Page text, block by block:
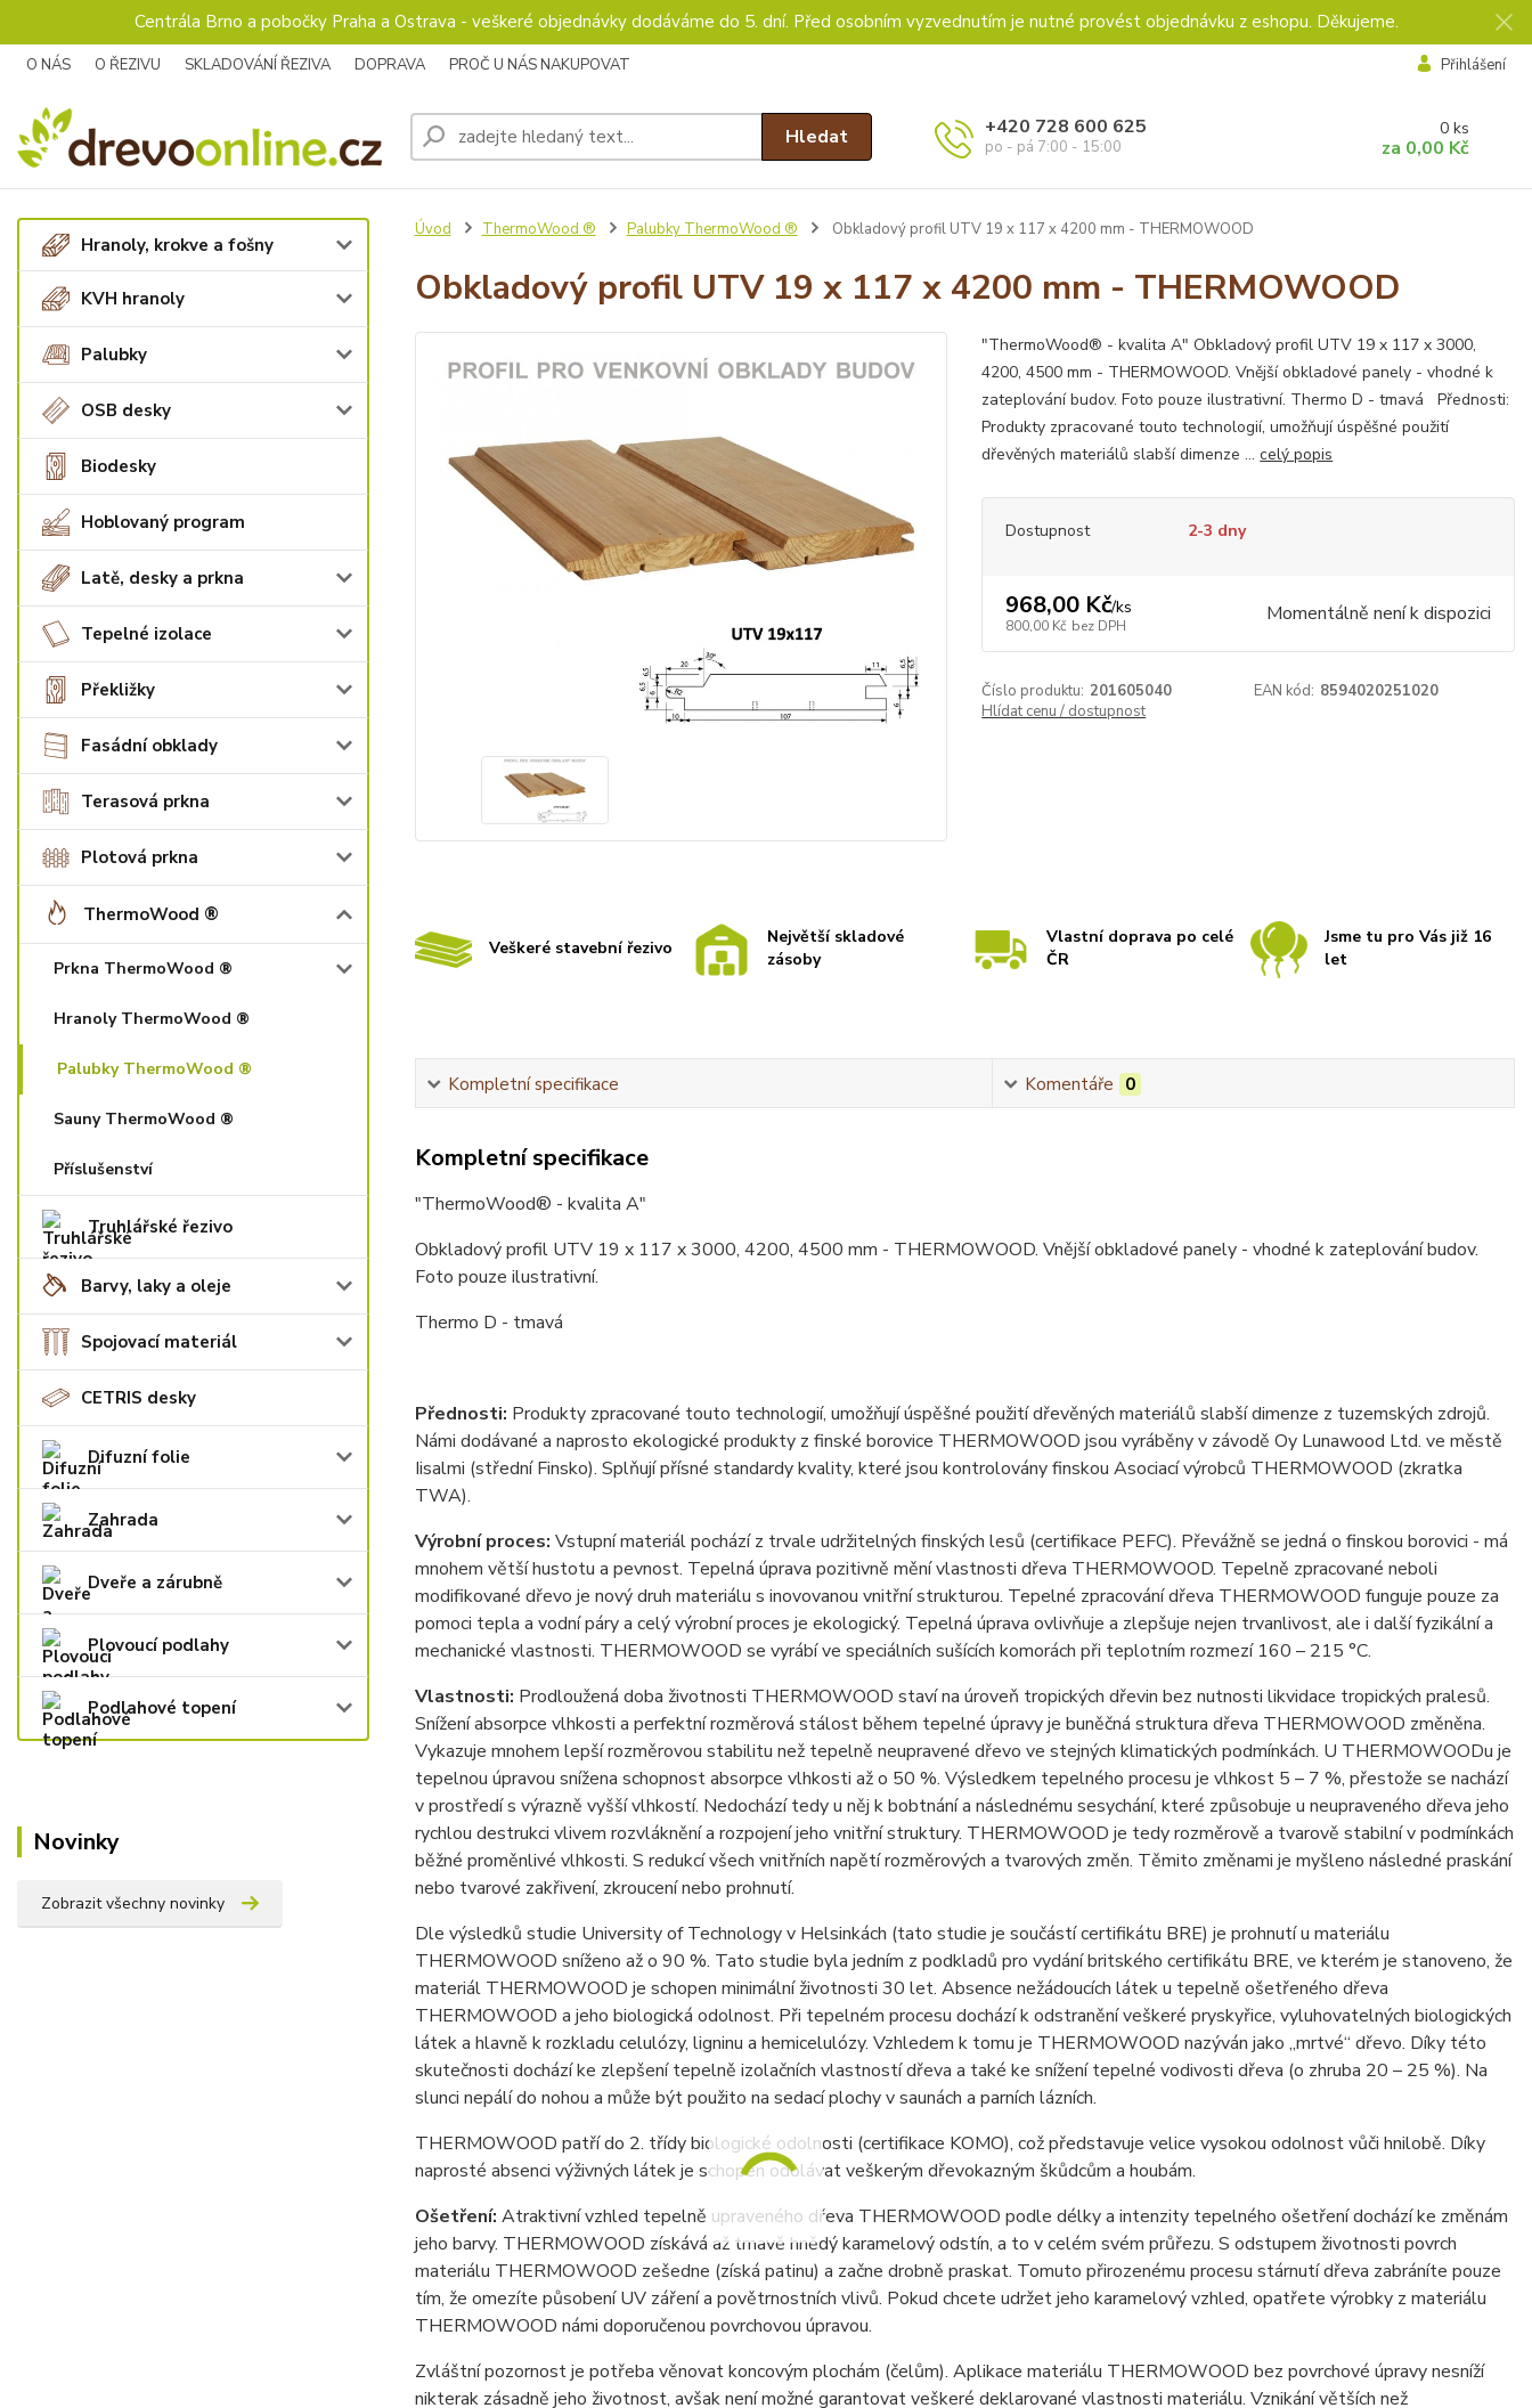
Centrála Brno a pobočky Praha a Ostrava - veškeré objednávky dodáváme do 5. dní. Před osobním vyzvednutím je nutné provést objednávku z eshopu. Děkujeme.
O NÁS O ŘEZIVU SKLADOVÁNÍ ŘEZIVA DOPRAVA PROČ U NÁS NAKUPOVAT Přihlášení
Hledat +420 728 600 625
po - pá 7:00 - 15:00
0 ks
za 0,00 Kč
Hranoly, krokve a fošny
KVH hranoly
Palubky
OSB desky
Biodesky
Hoblovaný program
Latě, desky a prkna
Tepelné izolace
Překližky
Fasádní obklady
Terasová prkna
Plotová prkna
ThermoWood ®
Prkna ThermoWood ®
Hranoly ThermoWood ®
Palubky ThermoWood ®
Sauny ThermoWood ®
Příslušenství
Truhlářské řezivo
Barvy, laky a oleje
Spojovací materiál
CETRIS desky
Difuzní folie
Zahrada
Dveře a zárubně
Plovoucí podlahy
Podlahové topení
Novinky
Zobrazit všechny novinky
Úvod ThermoWood ® Palubky ThermoWood ® Obkladový profil UTV 19 x 117 x 4200 mm - THERMOWOOD
Obkladový profil UTV 19 x 117 x 4200 mm - THERMOWOOD
"ThermoWood® - kvalita A" Obkladový profil UTV 19 x 117 x 3000,
4200, 4500 mm - THERMOWOOD. Vnější obkladové panely - vhodné k
zateplování budov. Foto pouze ilustrativní. Thermo D - tmavá Přednosti:
Produkty zpracované touto technologií, umožňují úspěšné použití
dřevěných materiálů slabší dimenze ...celý popis
Dostupnost 2-3 dny
968,00 Kč/ks
800,00 Kč bez DPH Momentálně není k dispozici
Číslo produktu: 201605040 EAN kód: 8594020251020
Hlídat cenu / dostupnost
Veškeré stavební řezivo
Největší skladové
zásoby
Vlastní doprava po celé
ČR
Jsme tu pro Vás již 16
let
Kompletní specifikace Komentáře 0
Kompletní specifikace
"ThermoWood® - kvalita A"
Obkladový profil UTV 19 x 117 x 3000, 4200, 4500 mm - THERMOWOOD. Vnější obkladové panely - vhodné k zateplování budov.
Foto pouze ilustrativní.
Thermo D - tmavá
Přednosti: Produkty zpracované touto technologií, umožňují úspěšné použití dřevěných materiálů slabší dimenze z tuzemských zdrojů.
Námi dodávané a naprosto ekologické produkty z finské borovice THERMOWOOD jsou vyráběny v závodě Oy Lunawood Ltd. ve městě
Iisalmi (střední Finsko). Splňují přísné standardy kvality, které jsou kontrolovány finskou Asociací výrobců THERMOWOOD (zkratka
TWA).
Výrobní proces: Vstupní materiál pochází z trvale udržitelných finských lesů (certifikace PEFC). Převážně se jedná o finskou borovici - má
mnohem větší hustotu a pevnost. Tepelná úprava pozitivně mění vlastnosti dřeva THERMOWOOD. Tepelně zpracované neboli
modifikované dřevo je nový druh materiálu s inovovanou vnitřní strukturou. Tepelné zpracování dřeva THERMOWOOD funguje pouze za
pomoci tepla a vodní páry a celý výrobní proces je ekologický. Tepelná úprava ovlivňuje a zlepšuje nejen trvanlivost, ale i další fyzikální a
mechanické vlastnosti. THERMOWOOD se vyrábí ve speciálních sušících komorách při teplotním rozmezí 160 – 215 °C.
Vlastnosti: Prodloužená doba životnosti THERMOWOOD staví na úroveň tropických dřevin bez nutnosti likvidace tropických pralesů.
Snížení absorpce vlhkosti a perfektní rozměrová stálost během tepelné úpravy je buněčná struktura dřeva THERMOWOOD změněna.
Vykazuje mnohem lepší rozměrovou stabilitu než tepelně neupravené dřevo ve stejných klimatických podmínkách. U THERMOWOODu je
tepelnou úpravou snížena schopnost absorpce vlhkosti až o 50 %. Výsledkem tepelného procesu je vlhkost 5 – 7 %, přestože se nachází
v prostředí s výrazně vyšší vlhkostí. Nedochází tedy u něj k bobtnání a následnému sesychání, které způsobuje u neupraveného dřeva jeho
rychlou destrukci vlivem rozvláknění a rozpojení jeho vnitřní struktury. THERMOWOOD je tedy rozměrově a tvarově stabilní v podmínkách
běžné proměnlivé vlhkosti. S redukcí všech vnitřních napětí rozměrových a tvarových změn. Těmito změnami je myšleno následné praskání
nebo tvarové zakřivení, zkroucení nebo prohnutí.
Dle výsledků studie University of Technology v Helsinkách (tato studie je součástí certifikátu BRE) je prohnutí u materiálu
THERMOWOOD sníženo až o 90 %. Tato studie byla jedním z podkladů pro vydání britského certifikátu BRE, ve kterém je stanoveno, že
materiál THERMOWOOD je schopen minimální životnosti 30 let. Absence nežádoucích látek u tepelně ošetřeného dřeva
THERMOWOOD a jeho biologická odolnost. Při tepelném procesu dochází k odstranění veškeré pryskyřice, vyluhovatelných biologických
látek a hlavně k rozkladu celulózy, ligninu a hemicelulózy. Vzhledem k tomu je THERMOWOOD nazýván jako „mrtvé“ dřevo. Díky této
skutečnosti dochází ke zlepšení tepelně izolačních vlastností dřeva a také ke snížení tepelné vodivosti dřeva (o zhruba 20 – 25 %). Na
slunci nepálí do nohou a může být použito na sedací plochy v saunách a parních lázních.
THERMOWOOD patří do 2. třídy biologické odolnosti (certifikace KOMO), což představuje velice vysokou odolnost vůči hnilobě. Díky
naprosté absenci výživných látek je schopen odolávat veškerým dřevokazným škůdcům a houbám.
Ošetření: Atraktivní vzhled tepelně upraveného dřeva THERMOWOOD podle délky a intenzity tepelného ošetření dochází ke změnám
jeho barvy. THERMOWOOD získává až tmavě hnědý karamelový odstín, a to v celém svém průřezu. S odstupem životnosti povrch
materiálu THERMOWOOD zešedne (získá patinu) a začne drobně praskat. Tomuto přirozenému procesu stárnutí dřeva zabráníte pouze
tím, že omezíte působení UV záření a povětrnostních vlivů. Pokud chcete udržet jeho karamelový vzhled, opatřete výrobky z materiálu
THERMOWOOD námi doporučenou povrchovou úpravou.
Zvláštní pozornost je potřeba věnovat koncovým plochám (čelům). Aplikace materiálu THERMOWOOD bez povrchové úpravy nesníží
nikterak zásadně jeho životnost, avšak není možné garantovat veškeré deklarované vlastnosti materiálu. Vznikání větších než